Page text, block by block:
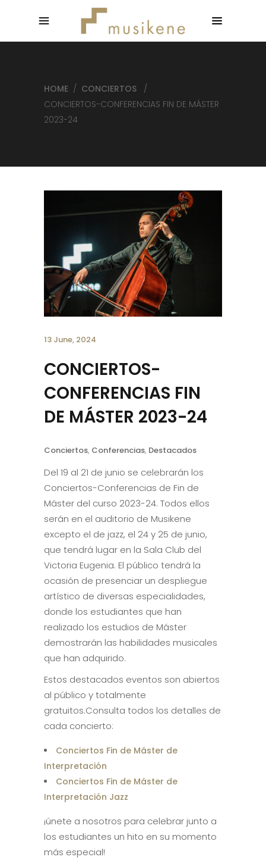
HOME / CONCIERTOS
/
CONCIERTOS-CONFERENCIAS FIN DE MÁSTER
2023-24
13 June, 2024
CONCIERTOS-
CONFERENCIAS FIN
DE MÁSTER 2023-24
Conciertos, Conferencias, Destacados
Del 19 al 21 de junio se celebrarán los
Conciertos-Conferencias de Fin de
Máster del curso 2023-24. Todos ellos
serán en el auditorio de Musikene
excepto el de jazz, el 24 y 25 de junio,
que tendrá lugar en la Sala Club del
Victoria Eugenia. El público tendrá la
ocasión de presenciar un despliegue
artístico de diversas especialidades,
donde los estudiantes que han
realizado los estudios de Máster
demostrarán las habilidades musicales
que han adquirido.
Estos destacados eventos son abiertos
al público y totalmente
gratuitos.Consulta todos los detalles de
cada concierto:
Conciertos Fin de Máster de
Interpretación
Conciertos Fin de Máster de
Interpretación Jazz
¡únete a nosotros para celebrar junto a
los estudiantes un hito en su momento
más especial!